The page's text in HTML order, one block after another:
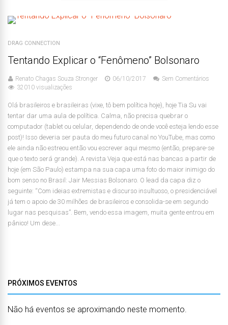
DRAG CONNECTION
Tentando Explicar o “Fenômeno” Bolsonaro
Renato Chagas Souza Stronger 06/10/2017
Sem Comentários
32010 visualizações
Olá brasileiros e brasileiras (vixe, tô bem política hoje), hoje Tia Su vai
tentar dar uma aula de política. Calma, não precisa quebrar o
computador (tablet ou celular, dependendo de onde você esteja lendo esse
post)! Isso deveria ser pauta do meu futuro canal no YouTube, mas como
ele ainda não estreou então vou escrever aqui mesmo (então, prepare-se
que o texto será grande). A revista Veja que está nas bancas a partir de
hoje (em São Paulo) estampa na sua capa uma foto do maior inimigo do
bom senso no Brasil: Jair Messias Bolsonaro. O lead da capa diz o
seguinte: “Com ideias extremistas e discurso insultuoso, o presidenciável
já tem o apoio de 30 milhões de brasileiros e consolida-se em segundo
lugar nas pesquisas”. Bem, vendo essa imagem, muita gente entrou em
pânico! Um dese...
PRÓXIMOS EVENTOS
Não há eventos se aproximando neste momento.